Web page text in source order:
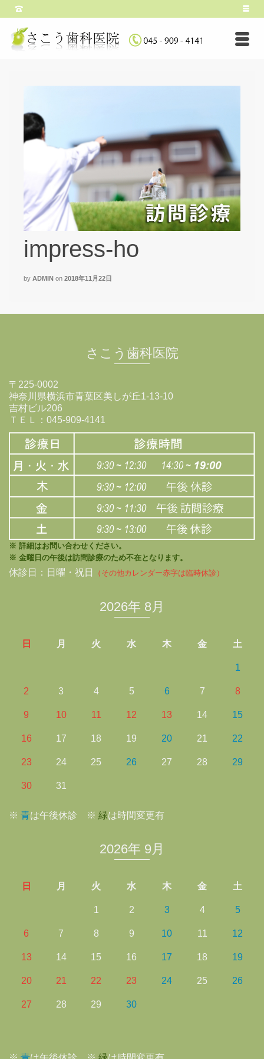
impress-ho
by ADMIN on 2018年11月22日
さこう歯科医院
〒225-0002
神奈川県横浜市青葉区美しが丘1-13-10
吉村ビル206
ＴＥＬ：045-909-4141
※ 詳細はお問い合わせください。
※ 金曜日の午後は訪問診療のため不在となります。
休診日：日曜・祝日 （その他カレンダー赤字は臨時休診）
2026年 8月
日 月 火 水 木 金 土
1
2 3 4 5 6 7 8
9 10 11 12 13 14 15
16 17 18 19 20 21 22
23 24 25 26 27 28 29
30 31
※ 青は午後休診 ※ 緑は時間変更有
2026年 9月
日 月 火 水 木 金 土
1 2 3 4 5
6 7 8 9 10 11 12
13 14 15 16 17 18 19
20 21 22 23 24 25 26
27 28 29 30